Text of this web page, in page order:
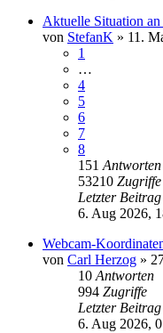
Aktuelle Situation
von StefanK » 11.
1
…
4
5
6
7
8
151 Antworten
53210 Zugriffe
Letzter Beitrag
6. Aug 2026,
Webcam-
von Carl Herzog »
10 Antworten
994 Zugriffe
Letzter Beitrag
6. Aug 2026,